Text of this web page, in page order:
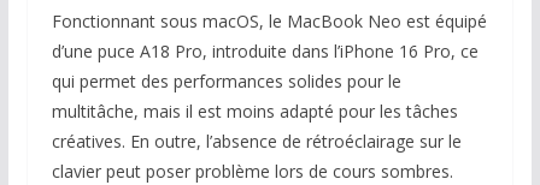
Fonctionnant sous macOS, le MacBook Neo est équipé
d’une puce A18 Pro, introduite dans l’iPhone 16 Pro, ce
qui permet des performances solides pour le
multitâche, mais il est moins adapté pour les tâches
créatives. En outre, l’absence de rétroéclairage sur le
clavier peut poser problème lors de cours sombres.